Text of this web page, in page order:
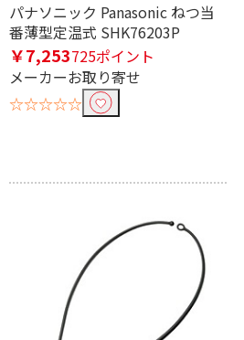
パナソニック Panasonic ねつ当
番薄型定温式 SHK76203P
￥7,253725ポイント
メーカーお取り寄せ
☆☆☆☆☆
ネットワークカメラ